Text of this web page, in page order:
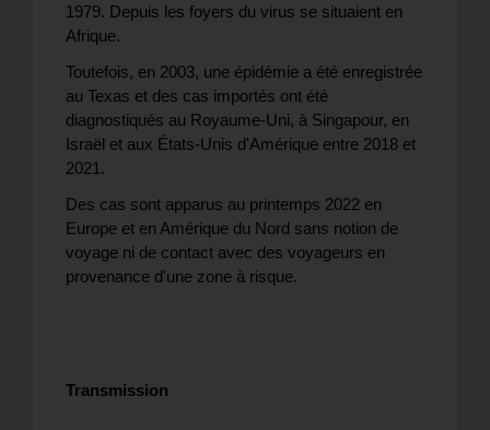
1979. Depuis les foyers du virus se situaient en
Afrique.
Toutefois, en 2003, une épidémie a été enregistrée
au Texas et des cas importés ont été
diagnostiqués au Royaume-Uni, à Singapour, en
Israël et aux États-Unis d'Amérique entre 2018 et
2021.
Des cas sont apparus au printemps 2022 en
Europe et en Amérique du Nord sans notion de
voyage ni de contact avec des voyageurs en
provenance d'une zone à risque.
Transmission